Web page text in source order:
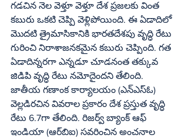
గడచిన నెల వెళ్తూ వెళ్తూ దేశ ప్రజలకు వింత
కబురు ఒకటి చెప్పి వెళ్లిపోయింది. ఈ ఏడాదిలో
మొదటి త్రైమాసికానికి భారతదేశపు వృద్ధి రేటు
గురించి నిరాశాజనకమైన కబురు చెప్పింది. గత
ఏడాదిన్నరగా ఎన్నడూ చూడనంత తక్కువ
జిడిపి వృద్ధి రేటు నమోదైందని తేలింది.
జాతీయ గణాంక కార్యాలయం (ఎన్‌ఎస్‌ఓ)
వెల్లడిరచిన వివరాల ప్రకారం దేశ ప్రస్తుత వృద్ధి
రేటు 6.7గా తేలింది. రిజర్వ్‌ బ్యాంక్‌ ఆఫ్‌
ఇండియా (ఆర్‌బిఐ) సవరించిన అంచనాల